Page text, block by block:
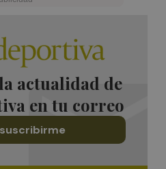
actualidad de
en tu correo